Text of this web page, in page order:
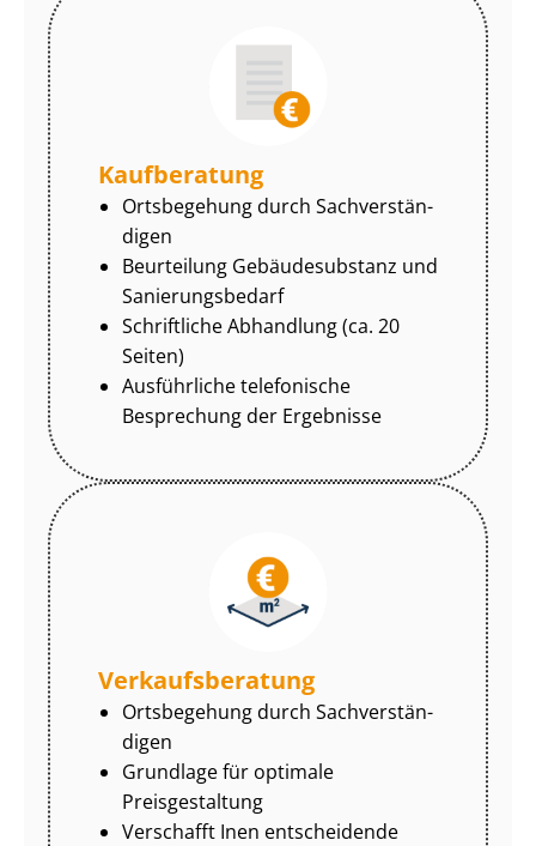
Kaufberatung
Ortsbegehung durch Sach­ver­stän­
di­gen
Beurteilung Gebäudesubstanz und
Sa­nie­rungs­be­darf
Schriftliche Abhandlung (ca. 20
Seiten)
Ausführliche telefonische
Besprechung der Ergebnisse
Ver­kaufs­be­ra­tung
Ortsbegehung durch Sach­ver­stän­
di­gen
Grundlage für optimale
Preisgestaltung
Verschafft Inen entscheidende